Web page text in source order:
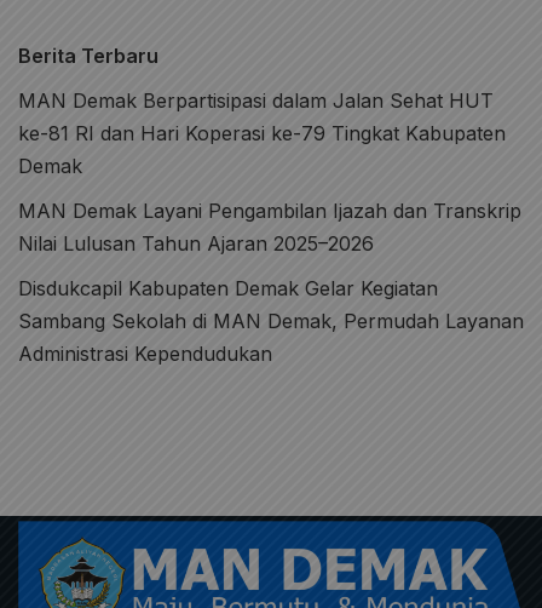
Berita Terbaru
MAN Demak Berpartisipasi dalam Jalan Sehat HUT
ke-81 RI dan Hari Koperasi ke-79 Tingkat Kabupaten
Demak
MAN Demak Layani Pengambilan Ijazah dan Transkrip
Nilai Lulusan Tahun Ajaran 2025–2026
Disdukcapil Kabupaten Demak Gelar Kegiatan
Sambang Sekolah di MAN Demak, Permudah Layanan
Administrasi Kependudukan